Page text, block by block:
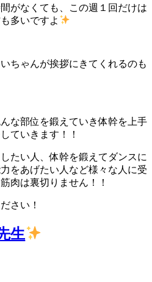
がなくても、この週１回だけは
多いですよ
ちゃんが挨拶にきてくれるのも
な部位を鍛えていき体幹を上手
ていきます！！
たい人、体幹を鍛えてダンスに
をあげたい人など様々な人に受
肉は裏切りません！！
さい！
生